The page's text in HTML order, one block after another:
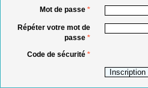
Mot de passe *
Répéter votre mot de
passe *
Code de sécurité *